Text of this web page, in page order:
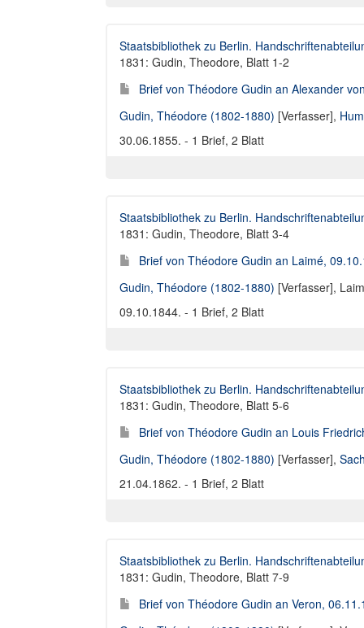
Staatsbibliothek zu Berlin.
1831: Gudin, Theodore, Blatt 1-2
Brief von Théodore Gudin an Alexander
Gudin, Théodore (1802-1880) [Verfasser],
30.06.1855. - 1 Brief, 2 Blatt
Staatsbibliothek zu Berlin.
1831: Gudin, Theodore, Blatt 3-4
Brief von Théodore Gudin an Laimé,
Gudin, Théodore (1802-1880) [Verfasser],
09.10.1844. - 1 Brief, 2 Blatt
Staatsbibliothek zu Berlin.
1831: Gudin, Theodore, Blatt 5-6
Brief von Théodore Gudin an Louis
Gudin, Théodore (1802-1880) [Verfasser],
21.04.1862. - 1 Brief, 2 Blatt
Staatsbibliothek zu Berlin.
1831: Gudin, Theodore, Blatt 7-9
Brief von Théodore Gudin an Veron,